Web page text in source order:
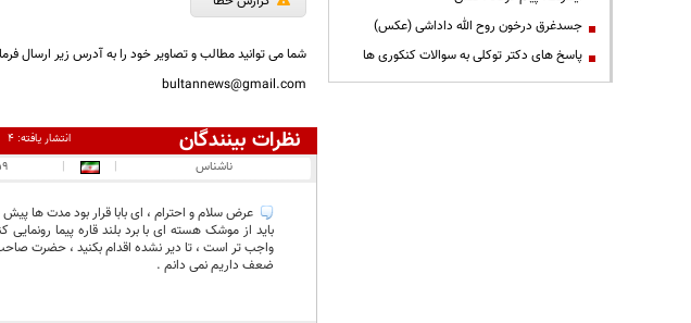
شما می توانید مطالب و تصاویر خود را به آدرس زیر ارسال
bultannews@gmail.com
نظرات بینندگان انتشار یافته:۴
ناشناس |
|
عرض سلام و احترام ، ای بابا قرار بود مدت ها پیش
باید از موشک هسته ای با برد بلند قاره پیما
واجب تر است ، تا دیر نشده اقدام بکنید ، حضرت
ضعف داریم نمی دانم .
جسدغرق درخون روح الله داداشی (عکس)
پاسخ های دکتر توکلی به سوالات کنکوری ها